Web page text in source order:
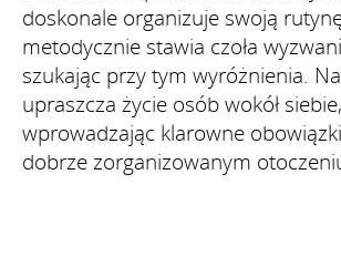
doskonale organizuje swoją
metodycznie stawia czoła
szukając przy tym wyróżnienia.
upraszcza życie osób wokół siebie,
wprowadzając klarowne
dobrze zorganizowanym